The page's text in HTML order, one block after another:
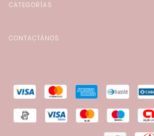
CATEGORÍAS
CONTACTÁNOS